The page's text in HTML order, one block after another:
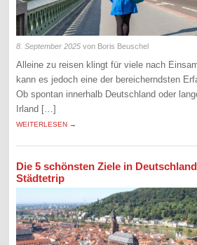
8. September 2025 von Boris Beuschel
Alleine zu reisen klingt für viele nach
kann es jedoch eine der bereicherndsten
Ob spontan innerhalb Deutschland oder
Irland […]
WEITERLESEN →
Die 5 schönsten Ziele in
Städtetrip